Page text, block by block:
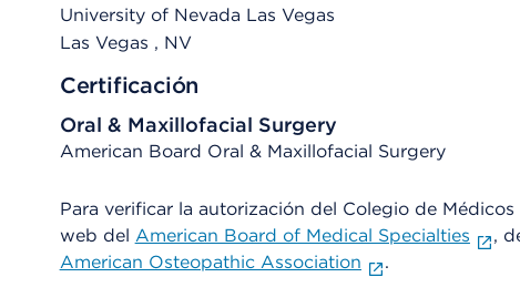
University of Nevada Las Vegas
Las Vegas , NV
Certificación
Oral & Maxillofacial Surgery
American Board Oral & Maxillofacial Surgery
Para verificar la autorización del Colegio de
web del American Board of Medical Specialties ,
American Osteopathic Association
.